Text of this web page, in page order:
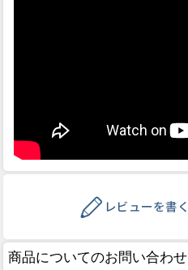
商品についてのお問い合わせ